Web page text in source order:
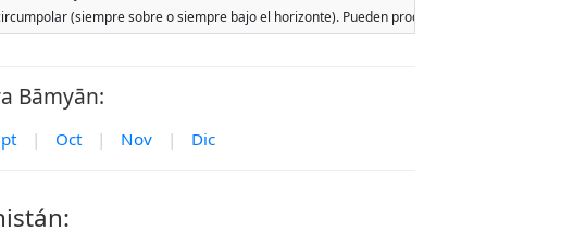
(siempre sobre o siempre bajo el horizonte). Pueden producirse dos salidas o
Bāmyān:
| Oct | Nov | Dic